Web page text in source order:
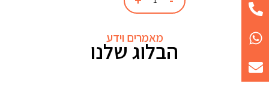
מאמרים וידע
הבלוג שלנו